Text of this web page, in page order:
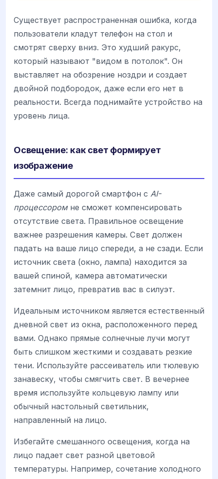
Существует распространенная ошибка, когда
пользователи кладут телефон на стол и
смотрят сверху вниз. Это худший ракурс,
который называют "видом в потолок". Он
выставляет на обозрение ноздри и создает
двойной подбородок, даже если его нет в
реальности. Всегда поднимайте устройство на
уровень лица.
Освещение: как свет формирует
изображение
Даже самый дорогой смартфон с AI-
процессоромне сможет компенсировать
отсутствие света. Правильное освещение
важнее разрешения камеры. Свет должен
падать на ваше лицо спереди, а не сзади. Если
источник света (окно, лампа) находится за
вашей спиной, камера автоматически
затемнит лицо, превратив вас в силуэт.
Идеальным источником является естественный
дневной свет из окна, расположенного перед
вами. Однако прямые солнечные лучи могут
быть слишком жесткими и создавать резкие
тени. Используйте рассеиватель или тюлевую
занавеску, чтобы смягчить свет. В вечернее
время используйте кольцевую лампу или
обычный настольный светильник,
направленный на лицо.
Избегайте смешанного освещения, когда на
лицо падает свет разной цветовой
температуры. Например, сочетание холодного